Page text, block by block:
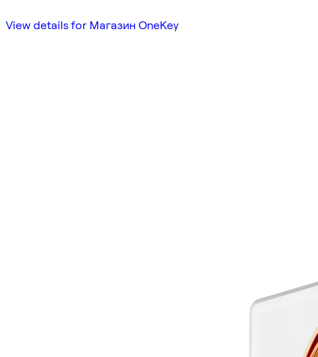
View details for Магазин OneKey